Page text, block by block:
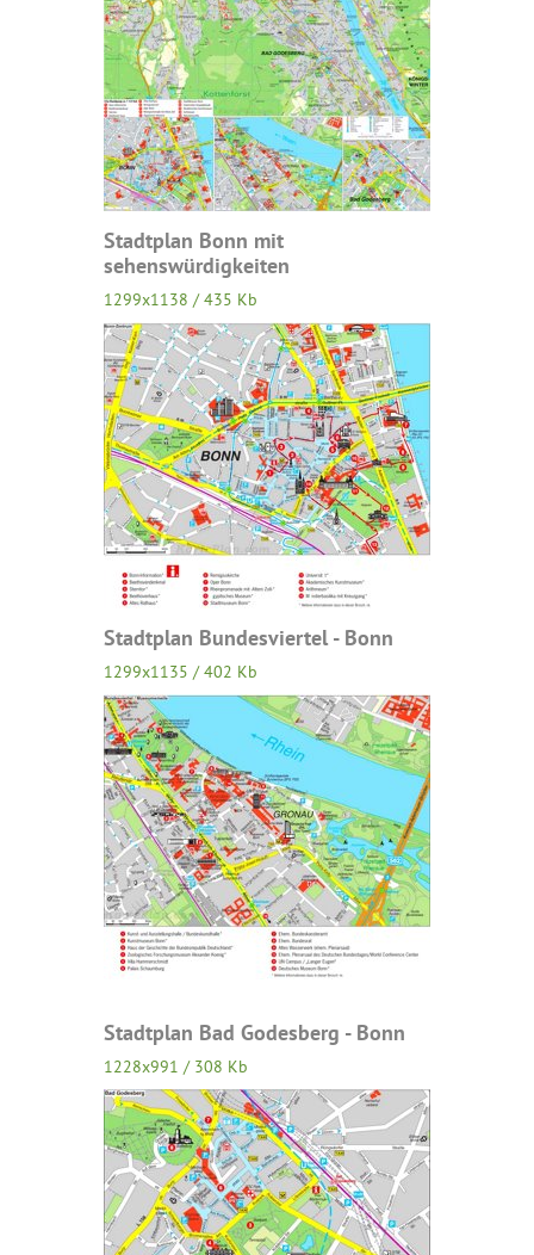
Stadtplan Bonn mit
sehenswürdigkeiten
1299x1138 / 435 Kb
Stadtplan Bundesviertel - Bonn
1299x1135 / 402 Kb
Stadtplan Bad Godesberg - Bonn
1228x991 / 308 Kb